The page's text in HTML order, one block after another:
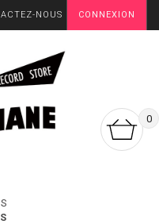
CONNEXION
NOUS
0